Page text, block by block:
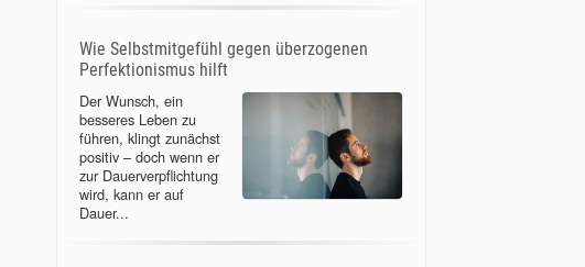
Wie Selbstmitgefühl gegen überzogenen
Perfektionismus hilft
Der Wunsch, ein
besseres Leben zu
führen, klingt zunächst
positiv – doch wenn er
zur Dauerverpflichtung
wird, kann er auf
Dauer...